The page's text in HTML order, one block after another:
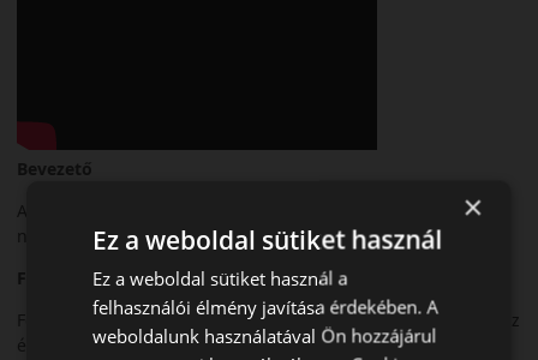
Bevezető
A Kumho Ecsta Sport PS72 egy modern, nagy teljesítményű
nyári sportabroncs.
Futófelület és tapadás
Fejlett futófelületi technológiája kiváló tapadást biztosít száraz
és nedves úton.
×
Ez a weboldal sütiket használ
Ez a weboldal sütiket használ a
felhasználói élmény javítása érdekében. A
weboldalunk használatával Ön hozzájárul